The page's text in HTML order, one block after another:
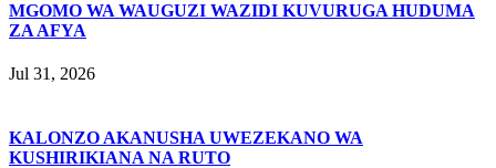
MGOMO WA WAUGUZI WAZIDI KUVURUGA HUDUMA
ZA AFYA
Jul 31, 2026
KALONZO AKANUSHA UWEZEKANO WA
KUSHIRIKIANA NA RUTO